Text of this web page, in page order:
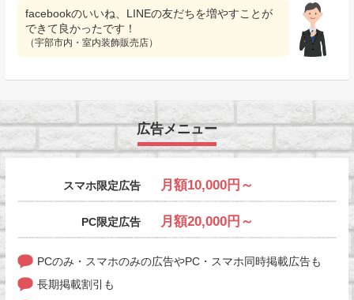
facebookのいいね、LINEの友だちを増やすことが
できて良かったです！
（宇部市内・室内装飾販売店）
広告メニュー
スマホ限定広告 月額10,000円～
PC限定広告 月額20,000円～
PCのみ・スマホのみの広告やPC・スマホ同時掲載広告も
長期掲載割引も